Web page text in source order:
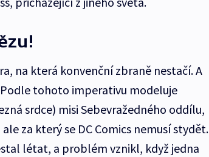
na která konvenční zbraně nestačí. A
tohoto imperativu modeluje
srdce) misi Sebevražedného oddílu,
za který se DC Comics nemusí stydět.
létat, a problém vznikl, když jedna